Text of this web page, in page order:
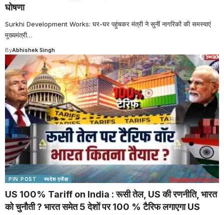
घोषणा
Surkhi Development Works: घर-घर पहुंचकर मंत्री ने सुनीं नागरिकों की समस्याएं
मुख्यमंत्री…
ByAbhishek Singh
PIN POST स्वदेश एजेंडा
US 100% Tariff on India : रूसी तेल, US की रणनीति, भारत
को चुनौती ? भारत समेत 5 देशों पर 100 % टैरिफ लगाएगा US